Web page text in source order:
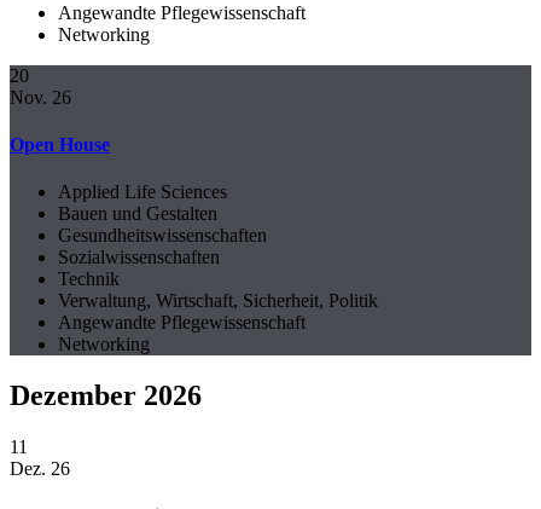
Angewandte Pflegewissenschaft
Networking
20
Nov. 26
Open House
Applied Life Sciences
Bauen und Gestalten
Gesundheitswissenschaften
Sozialwissenschaften
Technik
Verwaltung, Wirtschaft, Sicherheit, Politik
Angewandte Pflegewissenschaft
Networking
Dezember 2026
11
Dez. 26